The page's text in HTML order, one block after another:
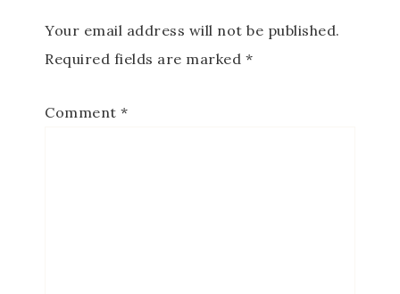
Your email address will not be published.
Required fields are marked *
Comment *